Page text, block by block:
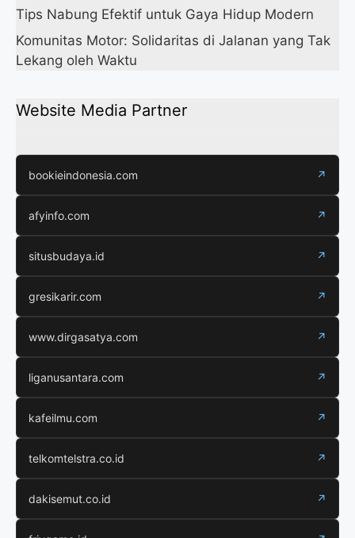
Tips Nabung Efektif untuk Gaya Hidup Modern
Komunitas Motor: Solidaritas di Jalanan yang Tak
Lekang oleh Waktu
Website Media Partner
bookieindonesia.com ↗
afyinfo.com ↗
situsbudaya.id ↗
gresikarir.com ↗
www.dirgasatya.com ↗
liganusantara.com ↗
kafeilmu.com ↗
telkomtelstra.co.id ↗
dakisemut.co.id ↗